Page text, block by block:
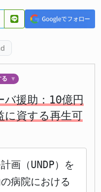
る ▼
援助：10億円
に資する再生可
画（UNDP）を
病院における